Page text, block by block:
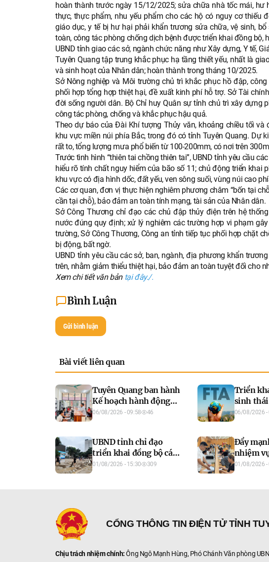
hoàn thành trước ngày 15/12/2025; sửa chữa nhà tốc mái,
thực, thực phẩm, nhu yếu phẩm cho các hộ có nguy cơ thiếu
giáo dục, y tế bị hư hại phải khẩn trương sửa chữa, vệ sinh,
toàn, công tác phòng chống dịch bệnh được triển khai đồng
UBND tỉnh giao các sở, ngành chức năng như Xây dựng, Y tế,
Tuyên Quang tập trung khắc phục hạ tầng thiết yếu, nhất là
và sinh hoạt của Nhân dân; hoàn thành trong tháng 10/2025.
Sở Nông nghiệp và Môi trường chủ trì khắc phục hồ đập,
phối hợp tổng hợp thiệt hại, đề xuất kinh phí hỗ trợ. Sở Tài
đời sống người dân. Bộ Chỉ huy Quân sự tỉnh chủ trì xây dựng
công tác phòng, chống và khắc phục hậu quả.
Theo dự báo của Đài Khí tượng Thủy văn, khoảng chiều tối
khu vực miền núi phía Bắc, trong đó có tỉnh Tuyên Quang.
rất to, tổng lượng mưa phổ biến từ 100-200mm, có nơi trên
Trước tình hình “thiên tai chồng thiên tai”, UBND tỉnh yêu cầu
hiểu rõ tính chất nguy hiểm của bão số 11; chủ động triển
khu vực có địa hình dốc, đất yếu, ven sông suối, vùng núi cao
Các cơ quan, đơn vị thực hiện nghiêm phương châm “bốn tại
cần tại chỗ), bảo đảm an toàn tính mạng, tài sản của Nhân dân.
Sở Công Thương chỉ đạo các chủ đập thủy điện trên hệ
nước đúng quy định; xử lý nghiêm các trường hợp vi phạm
trường, Sở Công Thương, Công an tỉnh tiếp tục phối hợp chặt
bị động, bất ngờ.
UBND tỉnh yêu cầu các sở, ban, ngành, địa phương khẩn
trên, nhằm giảm thiểu thiệt hại, bảo đảm an toàn tuyệt đối cho
Xem chi tiết văn bản tại đây./.
Bình Luận
Gửi bình luận
Bài viết liên quan
Tuyên Quang ban hành
Kế hoạch hành động
phát triển công dân số,
06/08/2026 - 09:58 46
Triển
sinh thái
FTA giai
2030,
06/08/2026 -
UBND tỉnh chỉ đạo
triển khai đồng bộ các
giải pháp chủ động
01/08/2026 - 15:30 309
Đẩy
nhiệm
chính
01/08/2026 -
CỔNG THÔNG TIN ĐIỆN TỬ TỈNH
Chịu trách nhiệm chính:Ông Ngô Mạnh Hùng, Phó Chánh Văn phòng